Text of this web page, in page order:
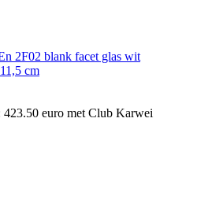
2F02 blank facet glas wit
cm
euro met Club Karwei